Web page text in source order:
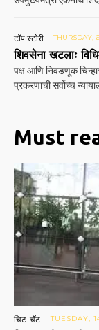
टॉप स्टोरी THURSDAY,
शिवसेना खटलाः
पक्ष आणि निवडणूक
प्रकरणाची सर्वोच्च
Must
चिट चॅट TUESDAY,